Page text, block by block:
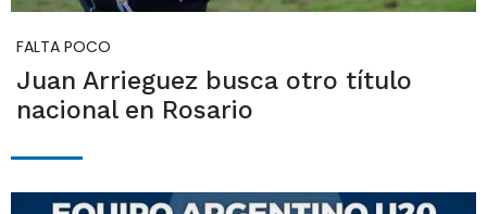
FALTA POCO
Juan Arrieguez busca otro título
nacional en Rosario